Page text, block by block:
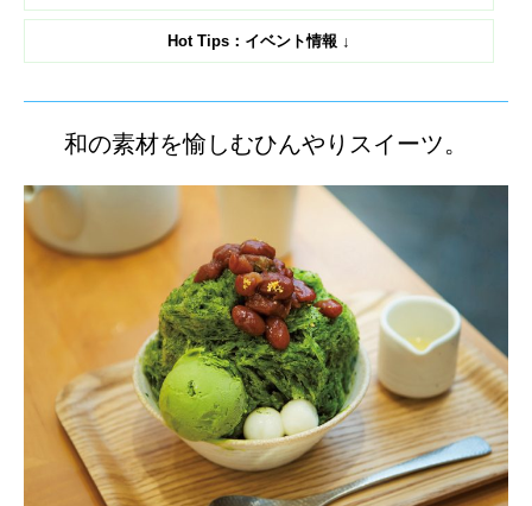
Hot Tips：イベント情報 ↓
和の素材を愉しむひんやりスイーツ。